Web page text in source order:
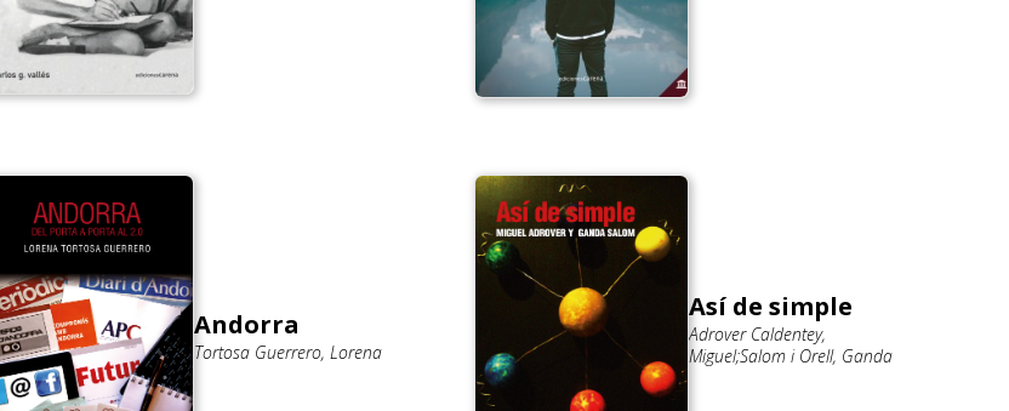
Andorra
Tortosa Guerrero, Lorena
Así de simple
Adrover Caldentey,
Miguel;Salom i Orell, Ganda